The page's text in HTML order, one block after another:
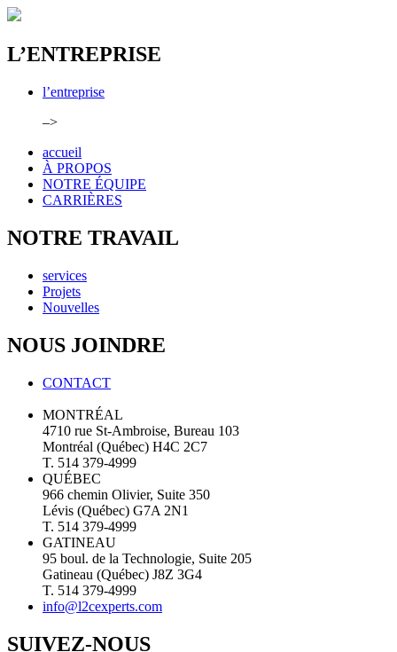
L’ENTREPRISE
l’entreprise
–>
accueil
À PROPOS
NOTRE ÉQUIPE
CARRIÈRES
NOTRE TRAVAIL
services
Projets
Nouvelles
NOUS JOINDRE
CONTACT
MONTRÉAL
4710 rue St-Ambroise, Bureau 103
Montréal (Québec) H4C 2C7
T. 514 379-4999
QUÉBEC
966 chemin Olivier, Suite 350
Lévis (Québec) G7A 2N1
T. 514 379-4999
GATINEAU
95 boul. de la Technologie, Suite 205
Gatineau (Québec) J8Z 3G4
T. 514 379-4999
info@l2cexperts.com
SUIVEZ-NOUS